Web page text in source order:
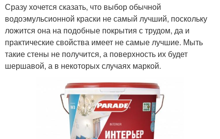
Сразу хочется сказать, что выбор обычной
водоэмульсионной краски не самый лучший, поскольку
ложится она на подобные покрытия с трудом, да и
практические свойства имеет не самые лучшие. Мыть
такие стены не получится, а поверхность их будет
шершавой, а в некоторых случаях маркой.